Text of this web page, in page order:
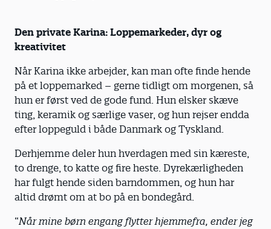
Den private Karina: Loppemarkeder, dyr og
kreativitet
Når Karina ikke arbejder, kan man ofte finde hende
på et loppemarked – gerne tidligt om morgenen, så
hun er først ved de gode fund. Hun elsker skæve
ting, keramik og særlige vaser, og hun rejser endda
efter loppeguld i både Danmark og Tyskland.
Derhjemme deler hun hverdagen med sin kæreste,
to drenge, to katte og fire heste. Dyrekærligheden
har fulgt hende siden barndommen, og hun har
altid drømt om at bo på en bondegård.
“Når mine børn engang flytter hjemmefra, ender jeg